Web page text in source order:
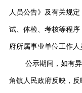
人员公告》及有关规
试、体检、考核等程
府所属事业单位工作人
公示期间，如有
角镇人民政府反映，